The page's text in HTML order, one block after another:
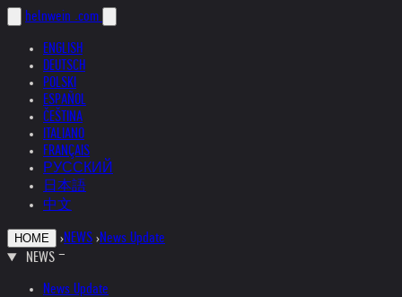
helnwein .com
ENGLISH
DEUTSCH
POLSKI
ESPAÑOL
ČEŠTINA
ITALIANO
FRANÇAIS
РУССКИЙ
日本語
中文
HOME ›NEWS ›News Update
NEWS
News Update